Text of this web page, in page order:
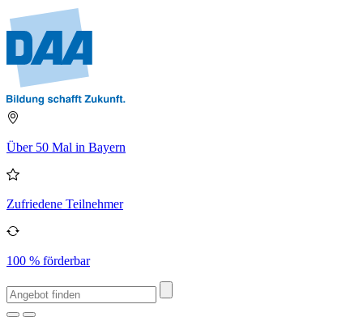
Über 50 Mal in Bayern
Zufriedene Teilnehmer
100 % förderbar